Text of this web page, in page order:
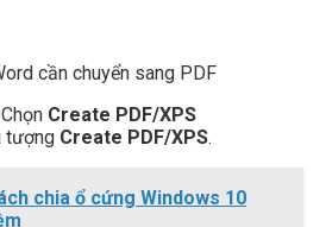
cần chuyển sang PDF
Create PDF/XPS
tượng Create PDF/XPS.
chia ổ cứng Windows 10